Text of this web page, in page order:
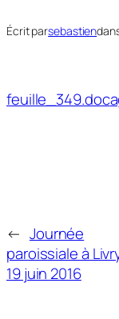
Écrit parsebastien
feuille_349.doc
← Journée
paroissiale à
19 juin 2016